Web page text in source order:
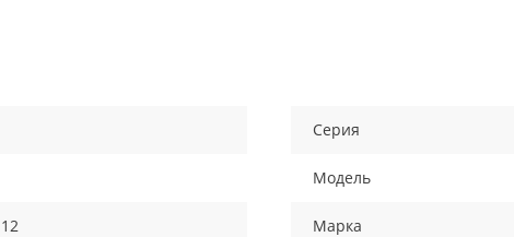
12
Серия
Модель
Марка